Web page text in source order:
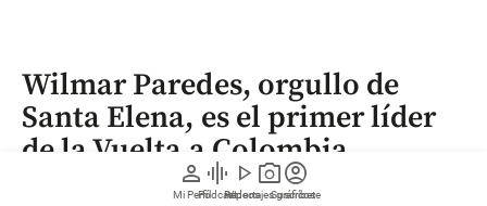
person
Mi Perfil
graphic_eq
Pódcast
play_arrow
Videos
photo_camera
Reportajes gráficos
account_circle
Suscríbete
Wilmar Paredes, orgullo de
Santa Elena, es el primer líder
de la Vuelta a Colombia